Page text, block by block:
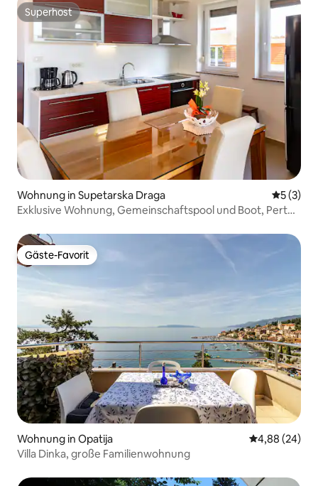
Superhost
Superhost
Wohnung in Supetarska Draga
5 (3)
Exklusive Wohnung, Gemeinschaftspool und Boot, Perth
Gäste-Favorit
Gäste-Favorit
Wohnung in Opatija
4,88 (24)
Villa Dinka, große Familienwohnung